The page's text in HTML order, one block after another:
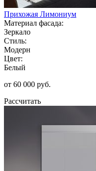
Прихожая Лимониум
Материал фасада:
Зеркало
Стиль:
Модерн
Цвет:
Белый
от 60 000 руб.
Рассчитать